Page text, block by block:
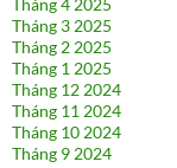
Tháng 4 2025
Tháng 3 2025
Tháng 2 2025
Tháng 1 2025
Tháng 12 2024
Tháng 11 2024
Tháng 10 2024
Tháng 9 2024